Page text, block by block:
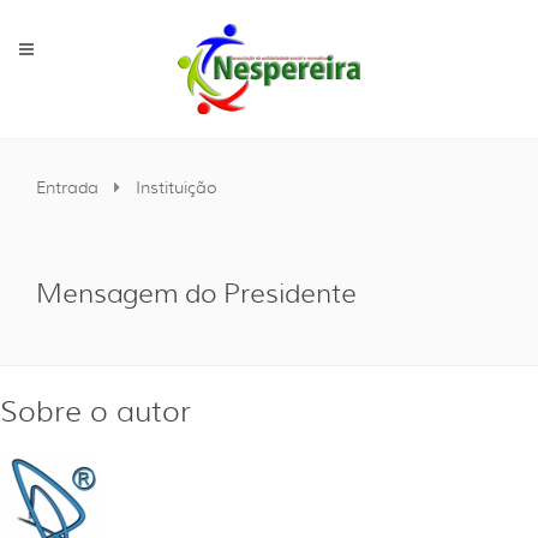
Entrada Instituição
Mensagem do Presidente
Sobre o autor